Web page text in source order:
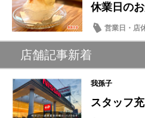
休業日の
営業日・店
店舗記事新着
我孫子
スタッフ